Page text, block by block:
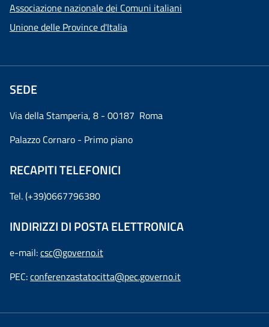
Associazione nazionale dei Comuni italiani
Unione delle Province d'Italia
SEDE
Via della Stamperia, 8 - 00187 Roma
Palazzo Cornaro - Primo piano
RECAPITI TELEFONICI
Tel. (+39)0667796380
INDIRIZZI DI POSTA ELETTRONICA
e-mail:csc@governo.it
PEC:conferenzastatocitta@pec.governo.it